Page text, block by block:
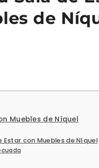
de
Muebles de Níquel
Estar con Muebles de Níquel